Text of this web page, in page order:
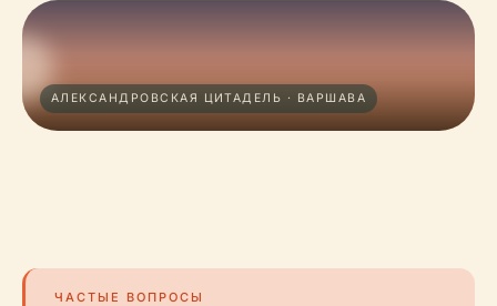
АЛЕКСАНДРОВСКАЯ ЦИТАДЕЛЬ · ВАРШАВА
ЧАСТЫЕ ВОПРОСЫ